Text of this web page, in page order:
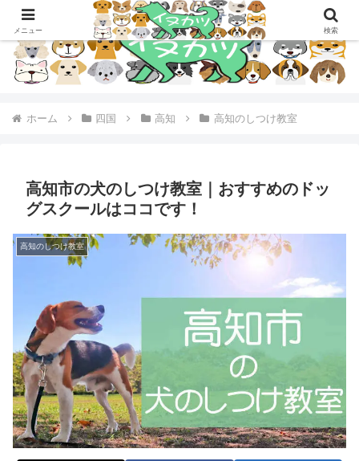
ホーム 四国 高知 高知のしつけ教室
高知市の犬のしつけ教室｜おすすめのドッ
グスクールはココです！
高知のしつけ教室
メニュー 検索